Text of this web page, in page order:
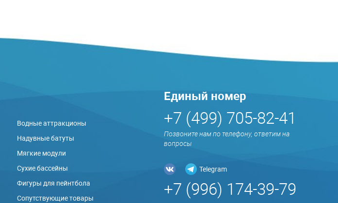
Водные аттракционы
Надувные батуты
Мягкие модули
Сухие бассейны
Фигуры для пейнтбола
Сопутствующие товары
Единый номер
+7 (499) 705-82-41
Позвоните нам по телефону, ответим на
вопросы
Telegram
+7 (996) 174-39-79